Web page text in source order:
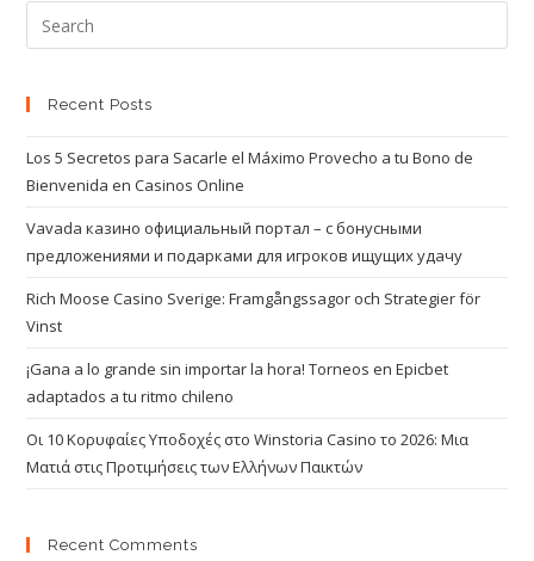
Recent Posts
Los 5 Secretos para Sacarle el Máximo Provecho a tu Bono de
Bienvenida en Casinos Online
Vavada казино официальный портал – с бонусными
предложениями и подарками для игроков ищущих удачу
Rich Moose Casino Sverige: Framgångssagor och Strategier för
Vinst
¡Gana a lo grande sin importar la hora! Torneos en Epicbet
adaptados a tu ritmo chileno
Οι 10 Κορυφαίες Υποδοχές στο Winstoria Casino το 2026: Μια
Ματιά στις Προτιμήσεις των Ελλήνων Παικτών
Recent Comments